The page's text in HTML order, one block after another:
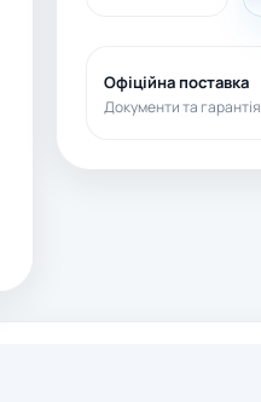
Офіційна поставка
Документи та гарантія